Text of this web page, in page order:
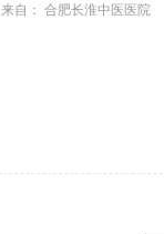
来自： 合肥长淮中医医院